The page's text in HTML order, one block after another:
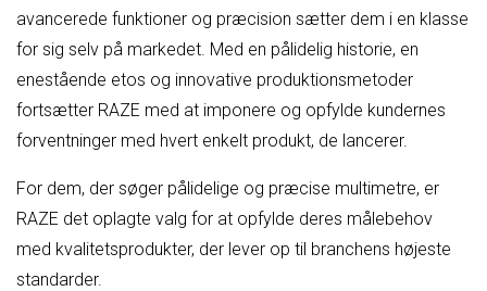
avancerede funktioner og præcision sætter dem i en klasse
for sig selv på markedet. Med en pålidelig historie, en
enestående etos og innovative produktionsmetoder
fortsætter RAZE med at imponere og opfylde kundernes
forventninger med hvert enkelt produkt, de lancerer.
For dem, der søger pålidelige og præcise multimetre, er
RAZE det oplagte valg for at opfylde deres målebehov
med kvalitetsprodukter, der lever op til branchens højeste
standarder.